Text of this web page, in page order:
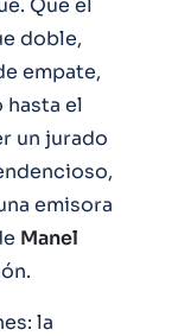
doble,
empate,
hasta el
un jurado
emisora
Manel
la